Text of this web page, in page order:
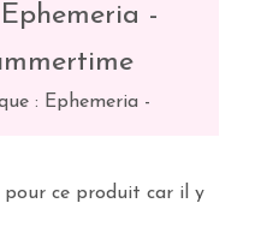
-
: Ephemeria -
ce produit car il y